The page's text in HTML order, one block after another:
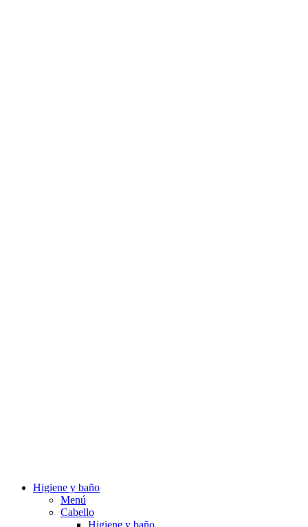
Higiene y baño
Menú
Cabello